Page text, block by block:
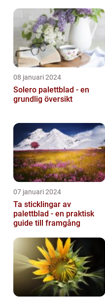
08 januari 2024
Solero palettblad - en
grundlig översikt
07 januari 2024
Ta sticklingar av
palettblad - en praktisk
guide till framgång